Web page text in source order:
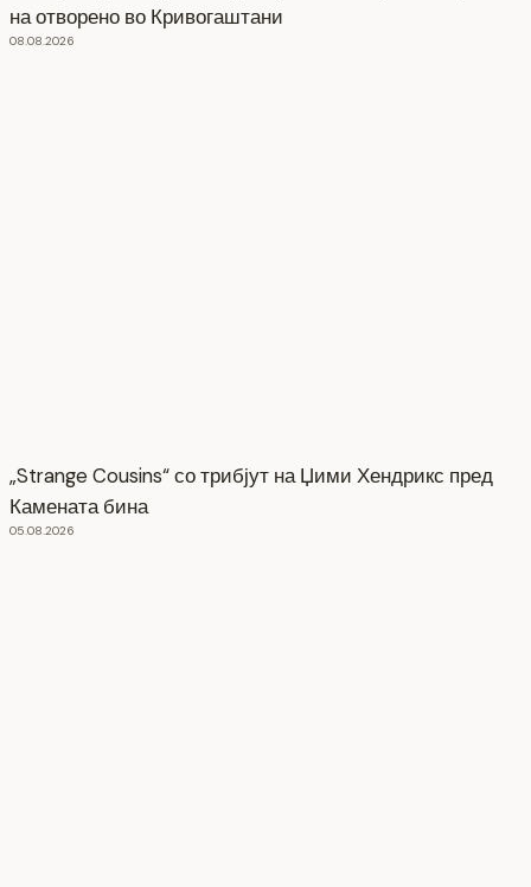
на отворено во Кривогаштани
08.08.2026
„Strange Cousins“ со трибјут на Џими Хендрикс пред
Камената бина
05.08.2026